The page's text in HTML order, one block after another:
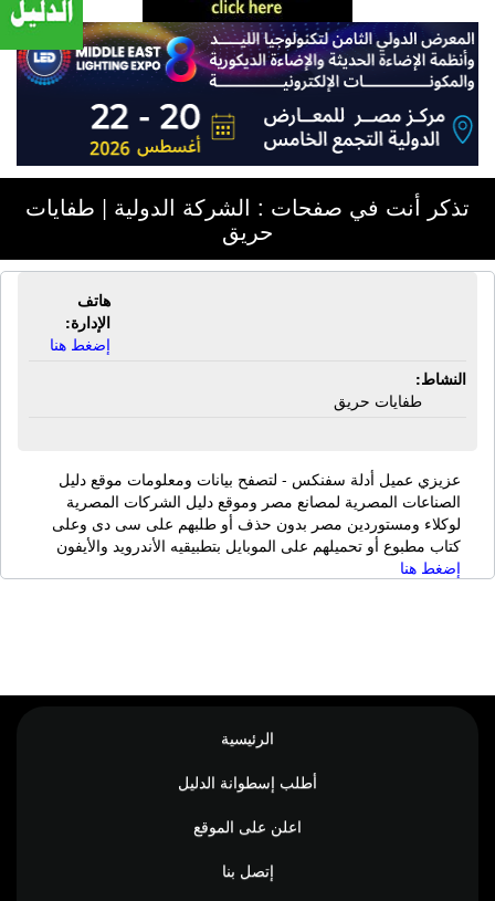
تذكر أنت في صفحات : الشركة الدولية | طفايات
حريق
هاتف
الإدارة:
إضغط هنا
النشاط:
طفايات حريق
عزيزي عميل أدلة سفنكس - لتصفح بيانات ومعلومات موقع دليل
الصناعات المصرية لمصانع مصر وموقع دليل الشركات المصرية
لوكلاء ومستوردين مصر بدون حذف أو طلبهم على سى دى وعلى
كتاب مطبوع أو تحميلهم على الموبايل بتطبيقيه الأندرويد والأيفون
إضغط هنا
الرئيسية
أطلب إسطوانة الدليل
اعلن على الموقع
إتصل بنا